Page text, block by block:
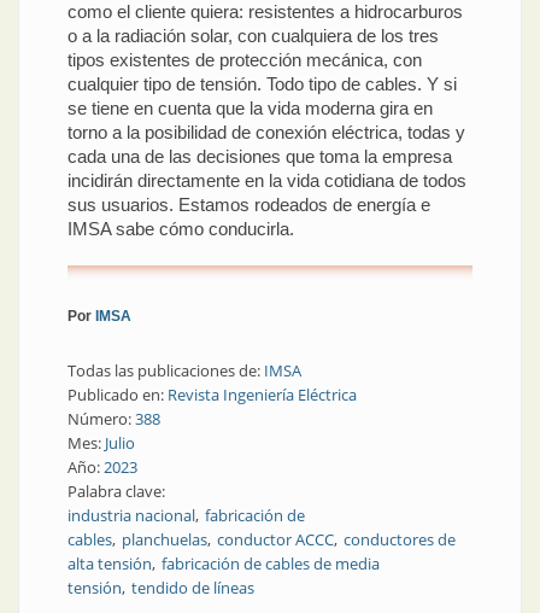
como el cliente quiera: resistentes a hidrocarburos
o a la radiación solar, con cualquiera de los tres
tipos existentes de protección mecánica, con
cualquier tipo de tensión. Todo tipo de cables. Y si
se tiene en cuenta que la vida moderna gira en
torno a la posibilidad de conexión eléctrica, todas y
cada una de las decisiones que toma la empresa
incidirán directamente en la vida cotidiana de todos
sus usuarios. Estamos rodeados de energía e
IMSA sabe cómo conducirla.
Por IMSA
Todas las publicaciones de: IMSA
Publicado en: Revista Ingeniería Eléctrica
Número:388
Mes: Julio
Año:2023
Palabra clave:
industria nacional fabricación de
cables planchuelas conductor ACCC conductores de
alta tensión fabricación de cables de media
tensión tendido de líneas